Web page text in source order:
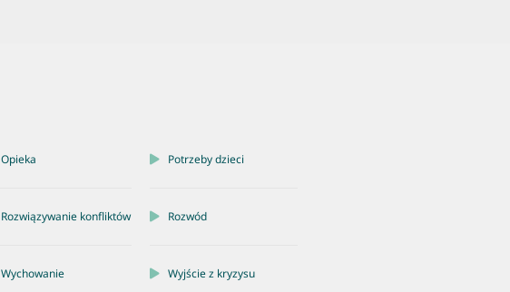
Opieka Potrzeby dzieci
Rozwiązywanie konfliktów Rozwód
Wychowanie Wyjście z kryzysu